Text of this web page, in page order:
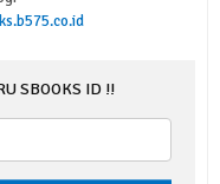
SBOOKS ID !!